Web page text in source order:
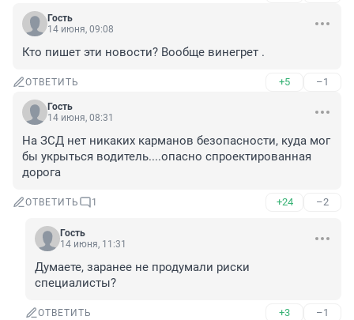
Гость
14 июня, 09:08
Кто пишет эти новости? Вообще винегрет .
ОТВЕТИТЬ +5 –1
Гость
14 июня, 08:31
На ЗСД нет никаких карманов безопасности, куда мог
бы укрыться водитель....опасно спроектированная
дорога
ОТВЕТИТЬ 1 +24 –2
Гость
14 июня, 11:31
Думаете, заранее не продумали риски
специалисты?
ОТВЕТИТЬ +3 –1